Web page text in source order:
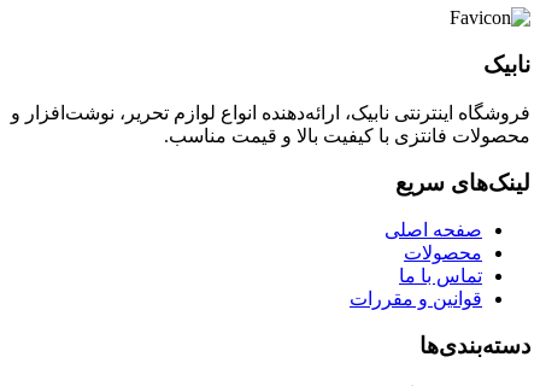
نابیک
فروشگاه اینترنتی نابیک، ارائه‌دهنده انواع لوازم تحریر، نوشت‌افزار و
محصولات فانتزی با کیفیت بالا و قیمت مناسب.
لینک‌های سریع
صفحه اصلی
محصولات
تماس با ما
قوانین و مقررات
دسته‌بندی‌ها